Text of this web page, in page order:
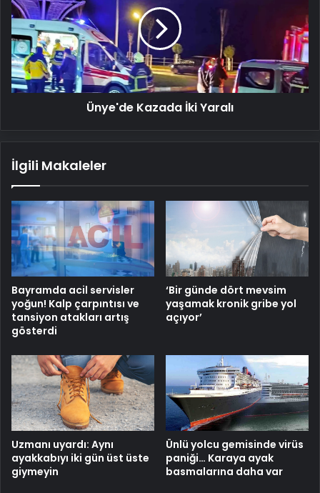
Yaralı
Ünye'de Kazada İki Yaralı
İlgili Makaleler
Bayramda acil servisler
yoğun! Kalp çarpıntısı ve
tansiyon atakları artış
gösterdi
‘Bir günde dört mevsim
yaşamak kronik gribe yol
açıyor’
Uzmanı uyardı: Aynı
ayakkabıyı iki gün üst üste
giymeyin
Ünlü yolcu gemisinde virüs
paniği… Karaya ayak
basmalarına daha var